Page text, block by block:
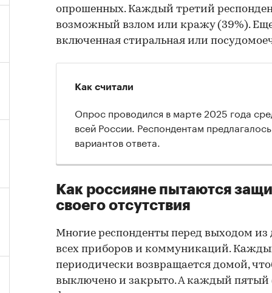
опрошенных. Каждый третий
возможный взлом или кражу (39%). Еще
включенная стиральная или
Как считали
Опрос проводился в марте 2025 года
всей России. Респондентам
вариантов ответа.
Как россияне пытаются
своего отсутствия
Многие респонденты перед выходом из
всех приборов и коммуникаций.
периодически возвращается домой,
выключено и закрыто. А каждый пятый